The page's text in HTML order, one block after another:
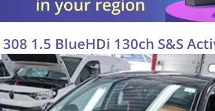
1.5 BlueHDi 130ch S&S